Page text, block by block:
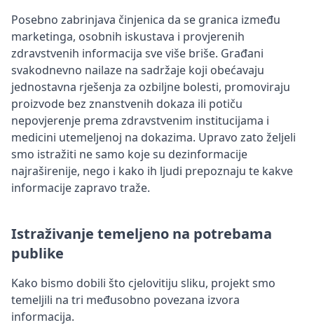
Posebno zabrinjava činjenica da se granica između
marketinga, osobnih iskustava i provjerenih
zdravstvenih informacija sve više briše. Građani
svakodnevno nailaze na sadržaje koji obećavaju
jednostavna rješenja za ozbiljne bolesti, promoviraju
proizvode bez znanstvenih dokaza ili potiču
nepovjerenje prema zdravstvenim institucijama i
medicini utemeljenoj na dokazima. Upravo zato željeli
smo istražiti ne samo koje su dezinformacije
najraširenije, nego i kako ih ljudi prepoznaju te kakve
informacije zapravo traže.
Istraživanje temeljeno na potrebama
publike
Kako bismo dobili što cjelovitiju sliku, projekt smo
temeljili na tri međusobno povezana izvora
informacija.